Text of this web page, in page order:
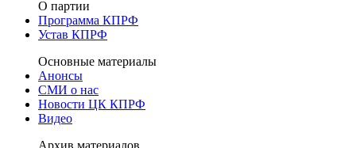
О партии
Программа КПРФ
Устав КПРФ
Основные материалы
Анонсы
СМИ о нас
Новости ЦК КПРФ
Видео
Архив материалов